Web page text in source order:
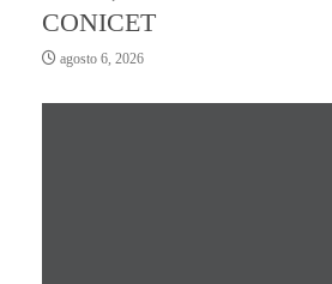
CONICET
agosto 6, 2026